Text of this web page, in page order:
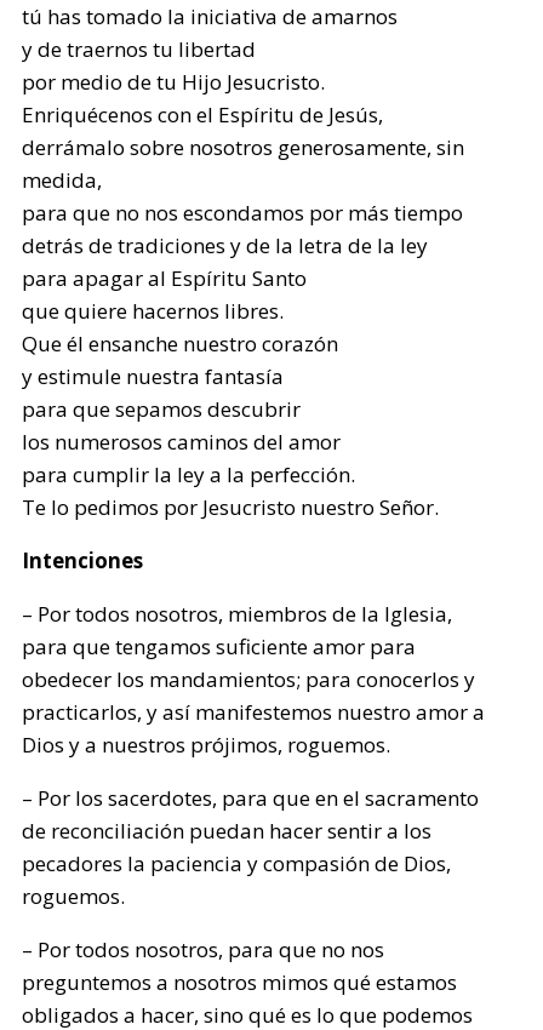
tú has tomado la iniciativa de amarnos
y de traernos tu libertad
por medio de tu Hijo Jesucristo.
Enriquécenos con el Espíritu de Jesús,
derrámalo sobre nosotros generosamente, sin
medida,
para que no nos escondamos por más tiempo
detrás de tradiciones y de la letra de la ley
para apagar al Espíritu Santo
que quiere hacernos libres.
Que él ensanche nuestro corazón
y estimule nuestra fantasía
para que sepamos descubrir
los numerosos caminos del amor
para cumplir la ley a la perfección.
Te lo pedimos por Jesucristo nuestro Señor.
Intenciones
– Por todos nosotros, miembros de la Iglesia,
para que tengamos suficiente amor para
obedecer los mandamientos; para conocerlos y
practicarlos, y así manifestemos nuestro amor a
Dios y a nuestros prójimos, roguemos.
– Por los sacerdotes, para que en el sacramento
de reconciliación puedan hacer sentir a los
pecadores la paciencia y compasión de Dios,
roguemos.
– Por todos nosotros, para que no nos
preguntemos a nosotros mimos qué estamos
obligados a hacer, sino qué es lo que podemos